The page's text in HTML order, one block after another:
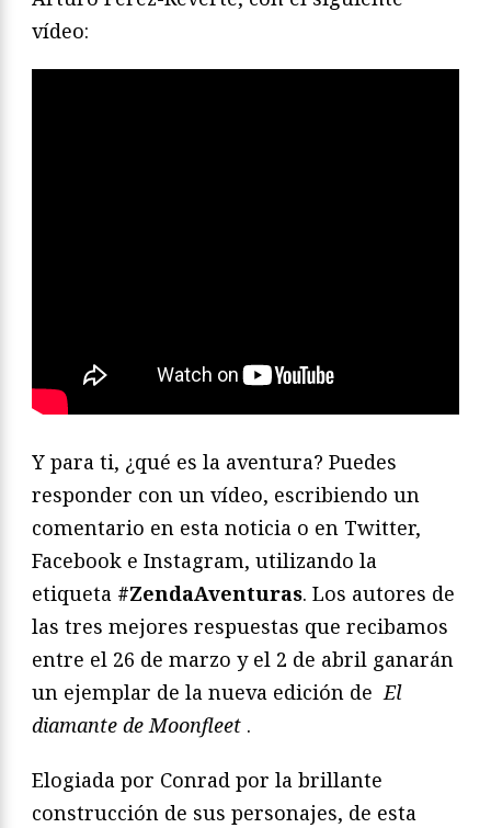
vídeo:
Y para ti, ¿qué es la aventura? Puedes
responder con un vídeo, escribiendo un
comentario en esta noticia o en Twitter,
Facebook e Instagram, utilizando la
etiqueta #ZendaAventuras. Los autores de
las tres mejores respuestas que recibamos
entre el 26 de marzo y el 2 de abril ganarán
un ejemplar de la nueva edición deEl
diamante de Moonfleet .
Elogiada por Conrad por la brillante
construcción de sus personajes, de esta